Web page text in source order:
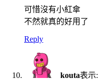
可惜沒有小紅傘
不然就真的好用了
Reply
kouta表示: